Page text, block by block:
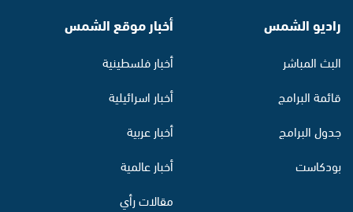
راديو الشمس
البث المباشر
قائمة البرامج
جدول البرامج
بودكاست
أخبار موقع الشمس
أخبار فلسطينية
أخبار اسرائيلية
أخبار عربية
أخبار عالمية
مقالات رأي